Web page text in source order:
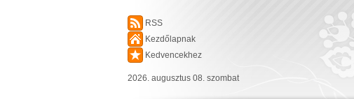
RSS
Kezdőlapnak
Kedvencekhez
2026. augusztus 08. szombat